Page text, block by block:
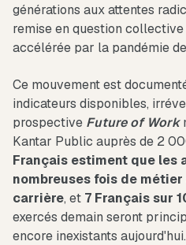
générations aux attentes
remise en question
accélérée par la pandémie
Ce mouvement est
indicateurs disponibles,
prospective Future of Work
Kantar Public auprès de 2
Français estiment que les
nombreuses fois de
carrière, et 7 Français sur
exercés demain seront
encore inexistants